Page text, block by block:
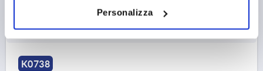
Personalizza
zzgl. Versandkosten
K0738